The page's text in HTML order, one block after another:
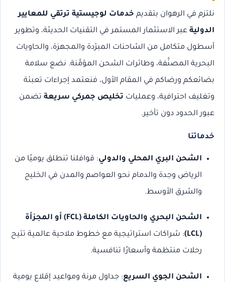
نلتزم في الرهوان بتقديم خدمات لوجيستية ترتقي للمعايير
الدولية عبر الاستثمار المستمر في التقنيات الحديثة، وتطوير
أسطول متكامل من الشاحنات المبرّدة والمجهزة، والحاويات
البحرية المصنَّفة، وطائرات الشحن المؤمَّنة. نضع سلامة
بضائعكم ورضاكم في المقام الأول، فنعتمد إجراءات تعبئة
وتغليف احترافية، وعمليات تخليص جمركي سريعة تضمن
عبور الحدود دون تأخير.
خدماتنا
الشحن البري المحلي والدولي: قوافلنا تنطلق يوميًا من
الرياض وجدة والدمام نحو العواصم والمدن في الخليج
والشرق الأوسط.
الشحن البحري والحاويات الكاملة (FCL) أو المجزأة
(LCL)
: شراكات استراتيجية مع خطوط ملاحية عالمية تتيح
رحلات منتظمة وأسعارًا تنافسية.
الشحن الجوي السريع: جداول مرنة ومواعيد إقلاع يومية